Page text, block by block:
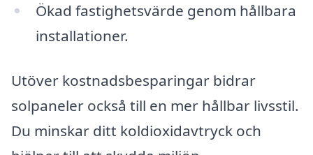
Ökad fastighetsvärde genom hållbara
installationer.
Utöver kostnadsbesparingar bidrar
solpaneler också till en mer hållbar livsstil.
Du minskar ditt koldioxidavtryck och